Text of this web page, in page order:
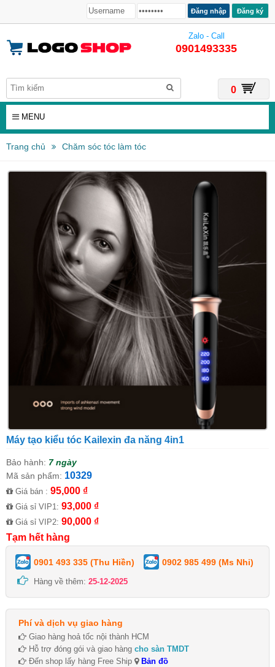
Đăng ký
Zalo - Call
0901493335
0
MENU
Trang chủ Chăm sóc tóc làm tóc
Máy tạo kiểu tóc Kailexin đa năng 4in1
Bảo hành: 7 ngày
Mã sản phẩm: 10329
Giá bán : 95,000 ₫
Giá sỉ VIP1: 93,000 ₫
Giá sỉ VIP2: 90,000 ₫
Tạm hết hàng
0901 493 335 (Thu Hiền) 0902 985 499 (Ms Nhi)
Hàng về thêm: 25-12-2025
Phí và dịch vụ giao hàng
Giao hàng hoả tốc nội thành HCM
Hỗ trợ đóng gói và giao hàng cho sàn TMDT
Đến shop lấy hàng Free Ship
Bản đồ